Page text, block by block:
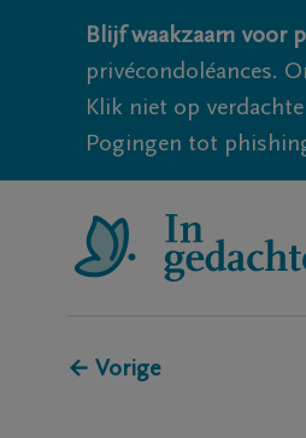
Blijf waakzaam voor
privécondoléances.
Klik niet op
Pogingen tot
← Vorige